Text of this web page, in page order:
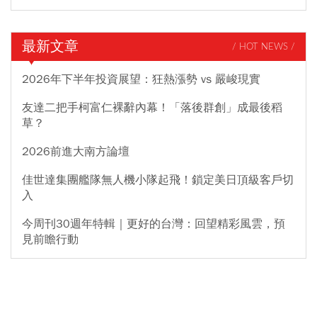
最新文章 / HOT NEWS /
2026年下半年投資展望：狂熱漲勢 vs 嚴峻現實
友達二把手柯富仁裸辭內幕！「落後群創」成最後稻
草？
2026前進大南方論壇
佳世達集團艦隊無人機小隊起飛！鎖定美日頂級客戶切
入
今周刊30週年特輯｜更好的台灣：回望精彩風雲，預
見前瞻行動